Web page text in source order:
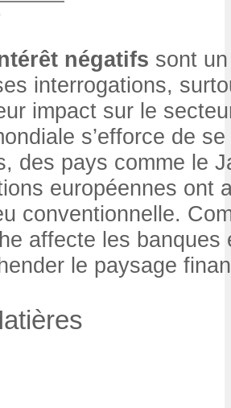
négatifs sont
interrogations,
impact sur le
s’efforce de
des pays comme le
européennes ont
conventionnelle.
affecte les banques
le paysage